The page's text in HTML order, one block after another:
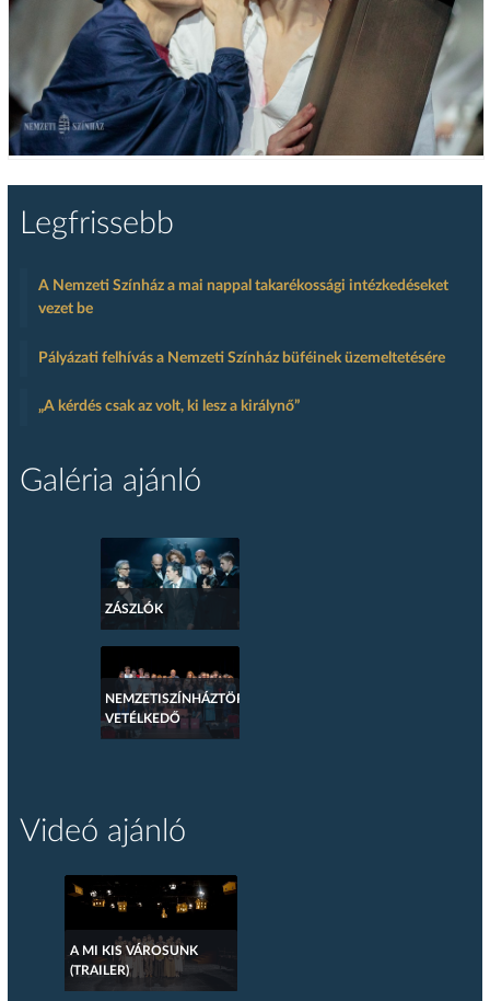
Legfrissebb
A Nemzeti Színház a mai nappal takarékossági intézkedéseket
vezet be
Pályázati felhívás a Nemzeti Színház büféinek üzemeltetésére
„A kérdés csak az volt, ki lesz a királynő”
Galéria ajánló
ZÁSZLÓK
NEMZETISZÍNHÁZTÖRTÉNETI
VETÉLKEDŐ
Videó ajánló
A MI KIS VÁROSUNK
(TRAILER)